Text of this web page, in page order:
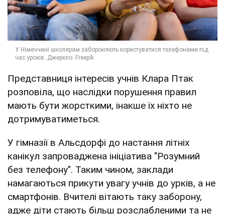
Представниця інтересів учнів Клара Птак
розповіла, що наслідки порушення правил
мають бути жорсткими, інакше їх ніхто не
дотримуватиметься.
У гімназії в Альсдорфі до настання літніх
канікул запроваджена ініціатива "Розумний
без телефону". Таким чином, заклади
намагаються прикути увагу учнів до урків, а не
смартфонів. Вчителі вітають таку заборону,
адже діти стають більш розслабленими та не